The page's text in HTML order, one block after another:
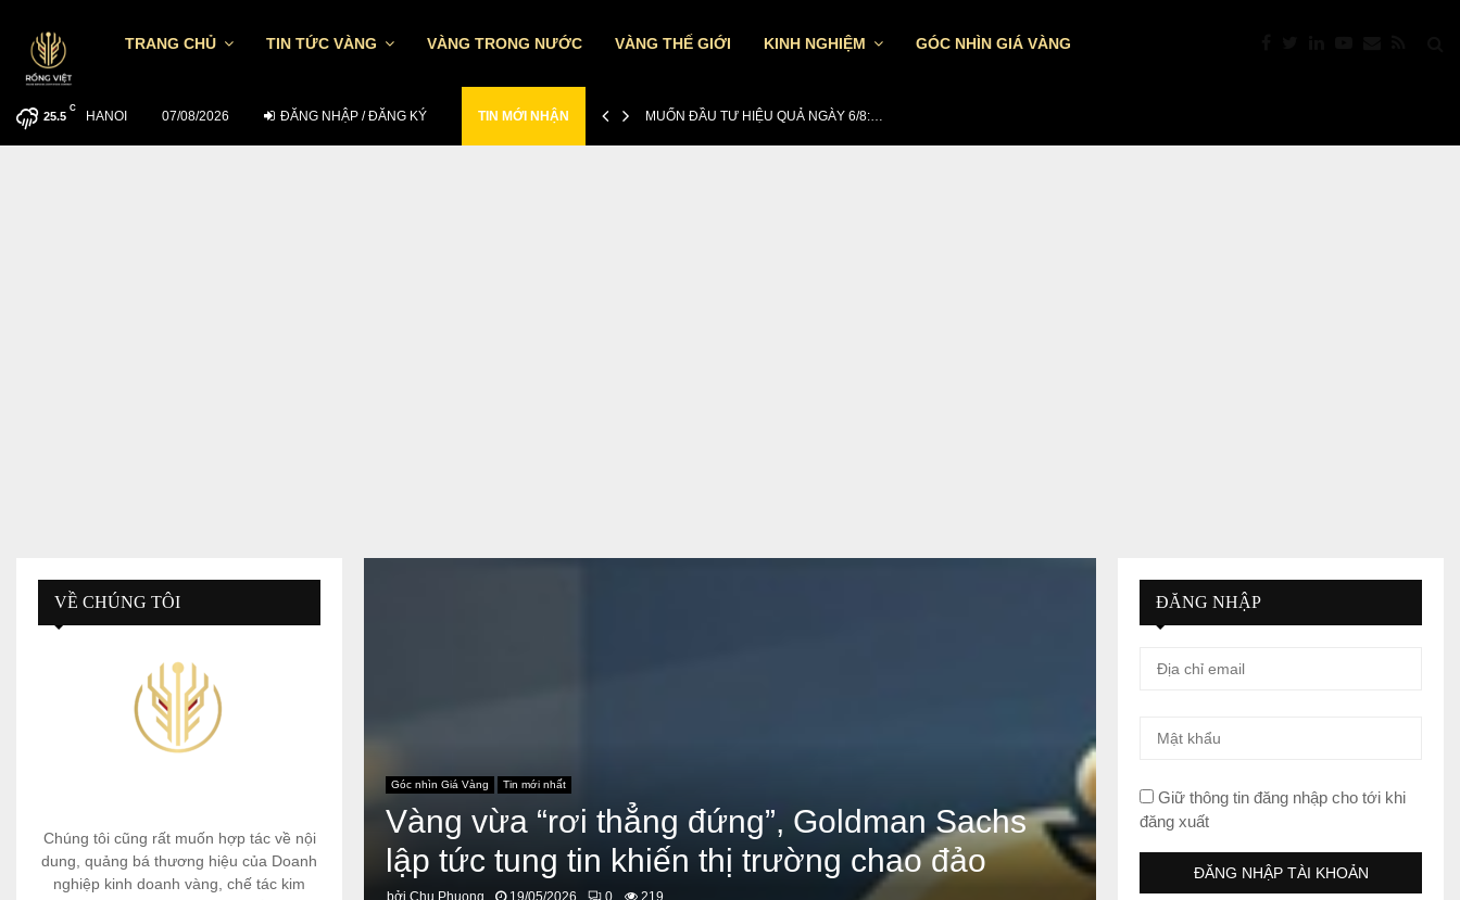
TRANG CHỦ TIN TỨC VÀNG VÀNG TRONG NƯỚC VÀNG THẾ GIỚI KINH NGHIỆM GÓC NHÌN GIÁ VÀNG
25.5
C
HANOI 07/08/2026 ĐĂNG NHẬP / ĐĂNG KÝ TIN MỚI NHẬN
MUỐN ĐẦU TƯ HIỆU QUẢ NGÀY 5/8… MUỐN ĐẦU TƯ HIỆU QUẢ NGÀY 6/8:…
Góc nhìn Giá Vàng Tin mới nhất
Vàng vừa “rơi thẳng đứng”, Goldman Sachs
lập tức tung tin khiến thị trường chao đảo
bởi Chu Phuong 19/05/2026 0 219
VỀ CHÚNG TÔI
Chúng tôi cũng rất muốn hợp tác về nội
dung, quảng bá thương hiệu của Doanh
nghiệp kinh doanh vàng, chế tác kim
ĐĂNG NHẬP
Giữ thông tin đăng nhập cho tới khi
đăng xuất